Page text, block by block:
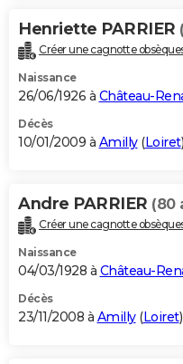
Henriette PARRIER
Créer une cagnotte
Naissance
26/06/1926 à Château-
Décès
10/01/2009 à Amilly(Loiret)
Andre PARRIER (80
Créer une cagnotte
Naissance
04/03/1928 à Château-
Décès
23/11/2008 à Amilly(Loiret)